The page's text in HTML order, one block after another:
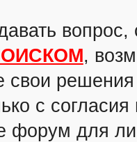
вопрос,
,
свои
с
форум для